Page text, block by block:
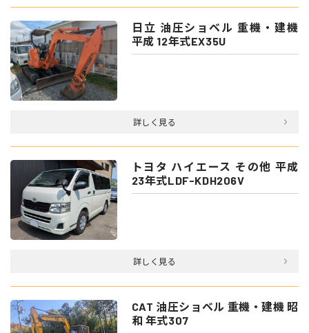
日立 油圧ショベル 重機・建機
平成 12年式EX35U
詳しく見る
トヨタ ハイエース その他 平成
23年式LDF-KDH206V
詳しく見る
CAT 油圧ショベル 重機・建機 昭
和 年式307